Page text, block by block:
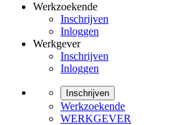
Werkzoekende
Inschrijven
Inloggen
Werkgever
Inschrijven
Inloggen
Inschrijven
Werkzoekende
WERKGEVER